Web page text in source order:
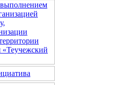
«Теучежский